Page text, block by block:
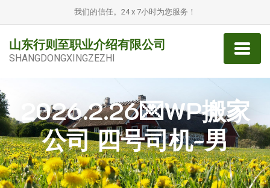
我们的信任。24 x 7小时为您服务！
山东行则至职业介绍有限公司
SHANGDONGXINGZEZHI
2026.2.26💌WP搬家
公司 四号司机-男